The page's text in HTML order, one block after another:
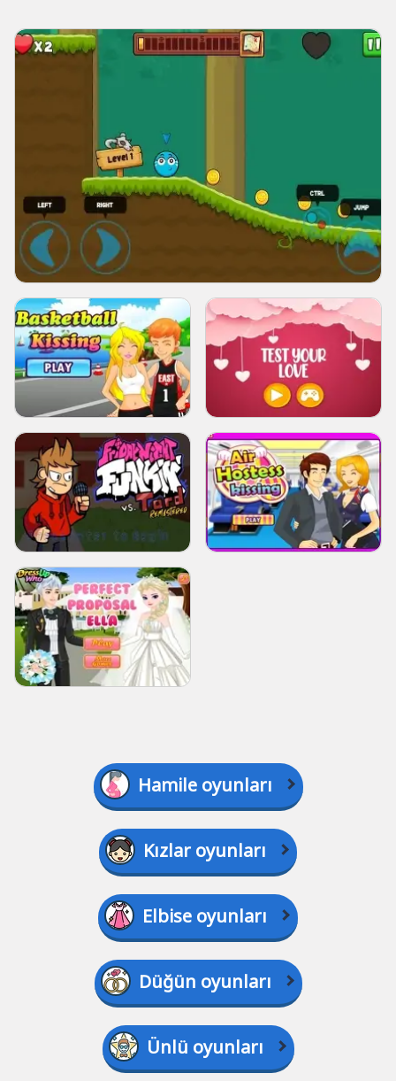
Hamile oyunları
Kızlar oyunları
Elbise oyunları
Düğün oyunları
Ünlü oyunları